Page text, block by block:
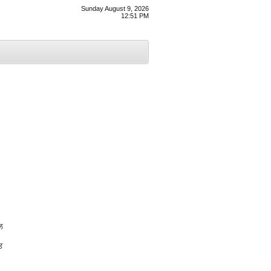
Sunday August 9, 2026
12:51 PM